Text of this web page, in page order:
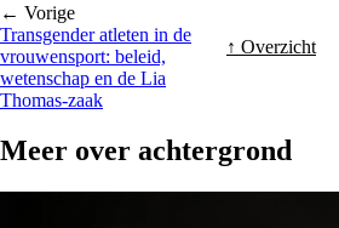
← Vorige
Transgender atleten in de
vrouwensport: beleid,
wetenschap en de Lia
Thomas-zaak
↑ Overzicht
Meer over achtergrond